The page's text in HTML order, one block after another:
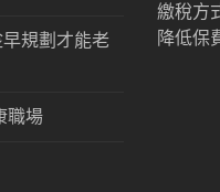
規劃才能老
職場
繳稅方
降低保